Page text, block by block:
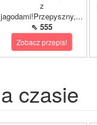
z
jagodami!Przepyszny,...
⇖ 555
Zobacz przepis!
czasie